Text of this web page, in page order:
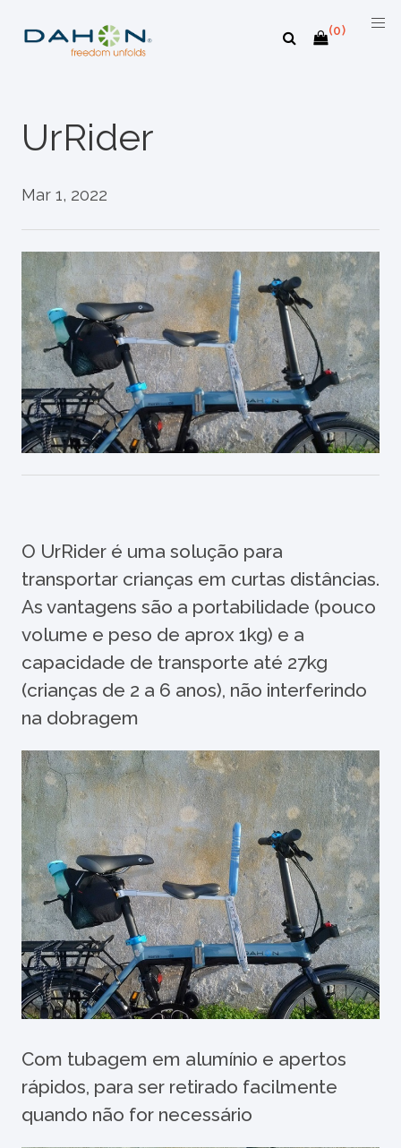
(0)
UrRider
Mar 1, 2022
O UrRider é uma solução para
transportar crianças em curtas distâncias.
As vantagens são a portabilidade (pouco
volume e peso de aprox 1kg) e a
capacidade de transporte até 27kg
(crianças de 2 a 6 anos), não interferindo
na dobragem
Com tubagem em alumínio e apertos
rápidos, para ser retirado facilmente
quando não for necessário